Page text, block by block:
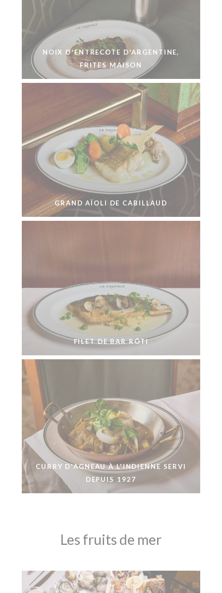
NOIX D'ENTRECOTE D'ARGENTINE,
FRITES MAISON
GRAND AÏOLI DE CABILLAUD
FILET DE BAR RÔTI
CURRY D'AGNEAU À L'INDIENNE SERVI
DEPUIS 1927
Les fruits de mer